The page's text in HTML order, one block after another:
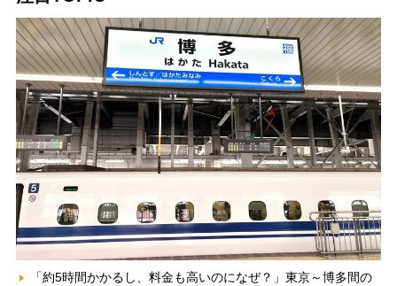
「約5時間かかるし、料金も高いのになぜ？」東京～博多間の